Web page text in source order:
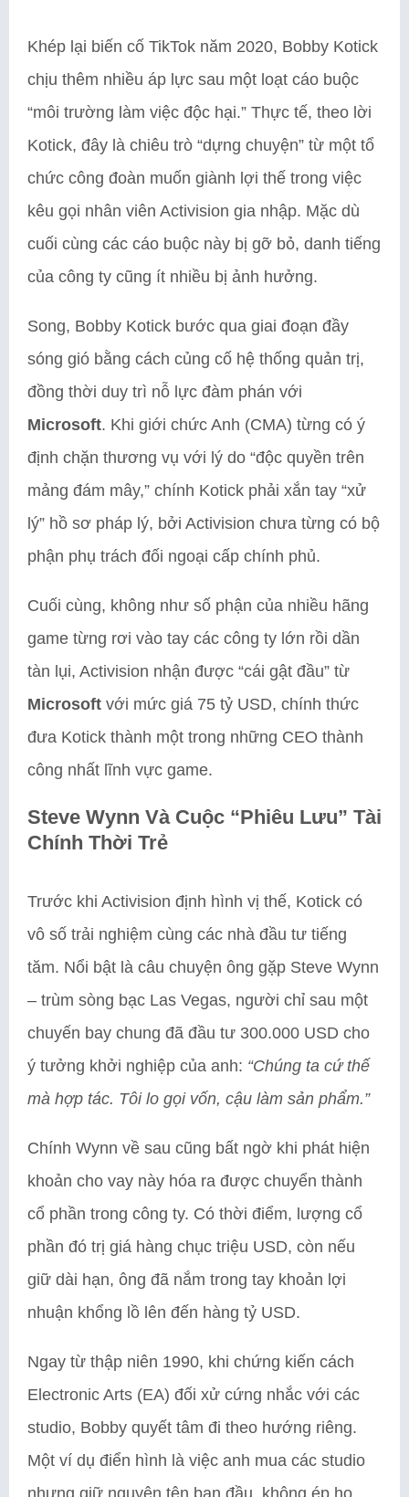
Khép lại biến cố TikTok năm 2020, Bobby Kotick
chịu thêm nhiều áp lực sau một loạt cáo buộc
“môi trường làm việc độc hại.” Thực tế, theo lời
Kotick, đây là chiêu trò “dựng chuyện” từ một tổ
chức công đoàn muốn giành lợi thế trong việc
kêu gọi nhân viên Activision gia nhập. Mặc dù
cuối cùng các cáo buộc này bị gỡ bỏ, danh tiếng
của công ty cũng ít nhiều bị ảnh hưởng.
Song, Bobby Kotick bước qua giai đoạn đầy
sóng gió bằng cách củng cố hệ thống quản trị,
đồng thời duy trì nỗ lực đàm phán với
Microsoft. Khi giới chức Anh (CMA) từng có ý
định chặn thương vụ với lý do “độc quyền trên
mảng đám mây,” chính Kotick phải xắn tay “xử
lý” hồ sơ pháp lý, bởi Activision chưa từng có bộ
phận phụ trách đối ngoại cấp chính phủ.
Cuối cùng, không như số phận của nhiều hãng
game từng rơi vào tay các công ty lớn rồi dần
tàn lụi, Activision nhận được “cái gật đầu” từ
Microsoft với mức giá 75 tỷ USD, chính thức
đưa Kotick thành một trong những CEO thành
công nhất lĩnh vực game.
Steve Wynn Và Cuộc “Phiêu Lưu” Tài
Chính Thời Trẻ
Trước khi Activision định hình vị thế, Kotick có
vô số trải nghiệm cùng các nhà đầu tư tiếng
tăm. Nổi bật là câu chuyện ông gặp Steve Wynn
– trùm sòng bạc Las Vegas, người chỉ sau một
chuyến bay chung đã đầu tư 300.000 USD cho
ý tưởng khởi nghiệp của anh: “Chúng ta cứ thế
mà hợp tác. Tôi lo gọi vốn, cậu làm sản phẩm.”
Chính Wynn về sau cũng bất ngờ khi phát hiện
khoản cho vay này hóa ra được chuyển thành
cổ phần trong công ty. Có thời điểm, lượng cổ
phần đó trị giá hàng chục triệu USD, còn nếu
giữ dài hạn, ông đã nắm trong tay khoản lợi
nhuận khổng lồ lên đến hàng tỷ USD.
Ngay từ thập niên 1990, khi chứng kiến cách
Electronic Arts (EA) đối xử cứng nhắc với các
studio, Bobby quyết tâm đi theo hướng riêng.
Một ví dụ điển hình là việc anh mua các studio
nhưng giữ nguyên tên ban đầu, không ép họ